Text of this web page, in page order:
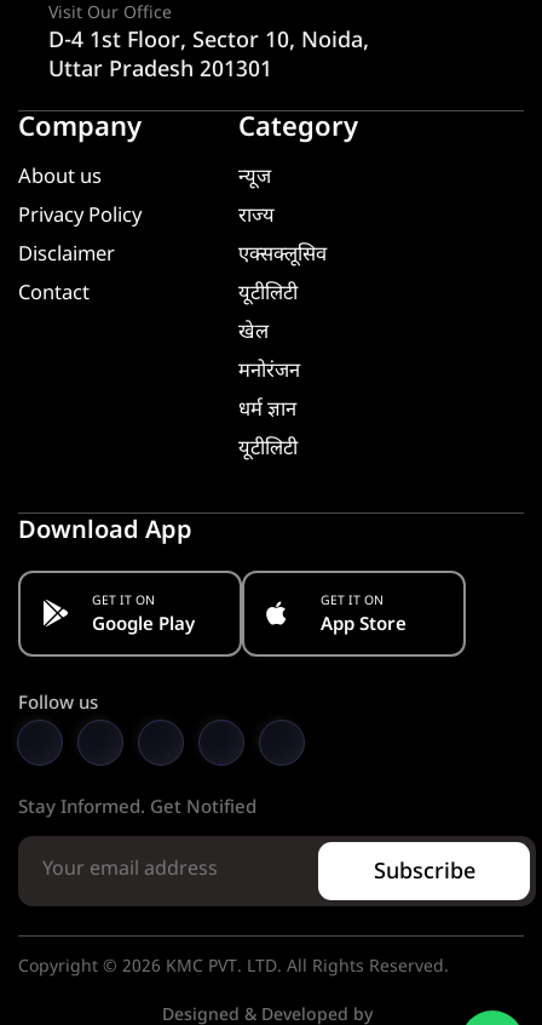
Visit Our Office
D-4 1st Floor, Sector 10, Noida,
Uttar Pradesh 201301
Company
About us
Privacy Policy
Disclaimer
Contact
Category
न्यूज
राज्य
एक्सक्लूसिव
यूटीलिटी
खेल
मनोरंजन
धर्म ज्ञान
यूटीलिटी
Download App
GET IT ON
Google Play
GET IT ON
App Store
Follow us
Stay Informed. Get Notified
Subscribe
Copyright © 2026 KMC PVT. LTD. All Rights Reserved.
Designed & Developed by